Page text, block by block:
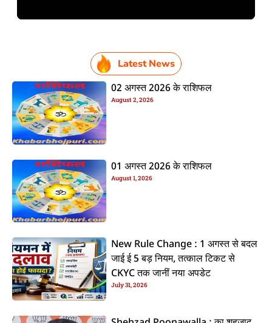
Latest News
02 अगस्त 2026 के राशिफल
August 2, 2026
01 अगस्त 2026 के राशिफल
August 1, 2026
New Rule Change : 1 अगस्त से बदल
जाई ई 5 बड़ नियम, तत्काल टिकट से
CKYC तक जानीं नया अपडेट
July 31, 2026